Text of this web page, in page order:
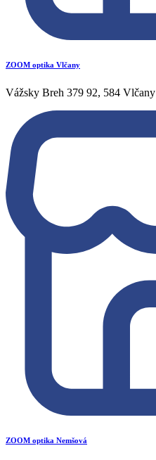
ZOOM optika Vlčany
Vážsky Breh 379 92, 584 Vlčany
ZOOM optika Nemšová